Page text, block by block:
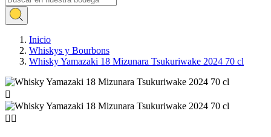
Inicio
Whiskys y Bourbons
Whisky Yamazaki 18 Mizunara Tsukuriwake 2024 70 cl

 